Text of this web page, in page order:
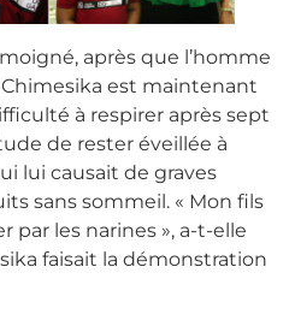
après que l’homme
est maintenant
à respirer après sept
de rester éveillée à
lui causait de graves
sans sommeil. « Mon fils
les narines », a-t-elle
faisait la démonstration